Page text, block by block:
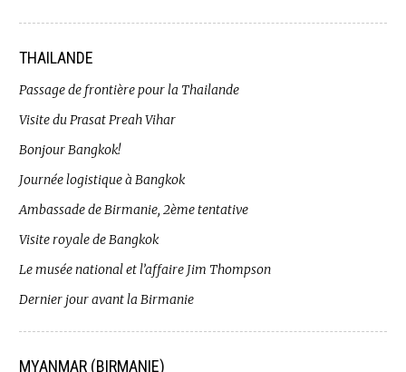
THAILANDE
Passage de frontière pour la Thailande
Visite du Prasat Preah Vihar
Bonjour Bangkok!
Journée logistique à Bangkok
Ambassade de Birmanie, 2ème tentative
Visite royale de Bangkok
Le musée national et l’affaire Jim Thompson
Dernier jour avant la Birmanie
MYANMAR (BIRMANIE)